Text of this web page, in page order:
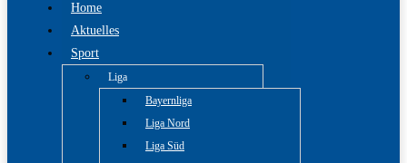
Home
Aktuelles
Sport
Liga
Bayernliga
Liga Nord
Liga Süd